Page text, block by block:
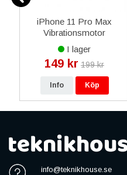
iPhone 11 Pro Max
Vibrationsmotor
Flexkabel
I lager
149 kr 199 kr
Info Köp
info@teknikhouse.se